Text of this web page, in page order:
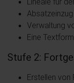
Absatzeinzug
Verwaltung
Eine
Stufe 2:
Erstellen von